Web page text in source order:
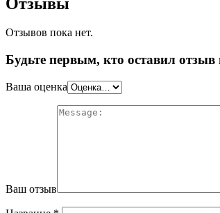
Отзывов пока нет.
Будьте первым, кто оставил
Ваша оценка
Ваш отзыв